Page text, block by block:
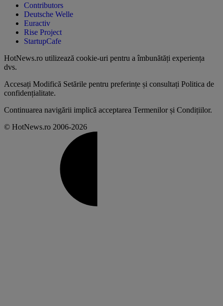
Contributors
Deutsche Welle
Euractiv
Rise Project
StartupCafe
HotNews.ro utilizează cookie-uri pentru a îmbunătăți experiența
dvs.
Accesați Modifică Setările pentru preferințe și consultați Politica de
confidențialitate.
Continuarea navigării implică acceptarea Termenilor și Condițiilor.
© HotNews.ro 2006-2026